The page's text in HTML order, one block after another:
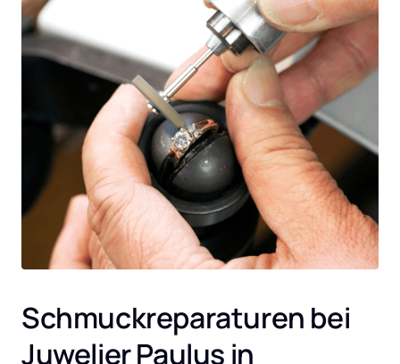
Schmuckreparaturen bei
Juwelier Paulus in